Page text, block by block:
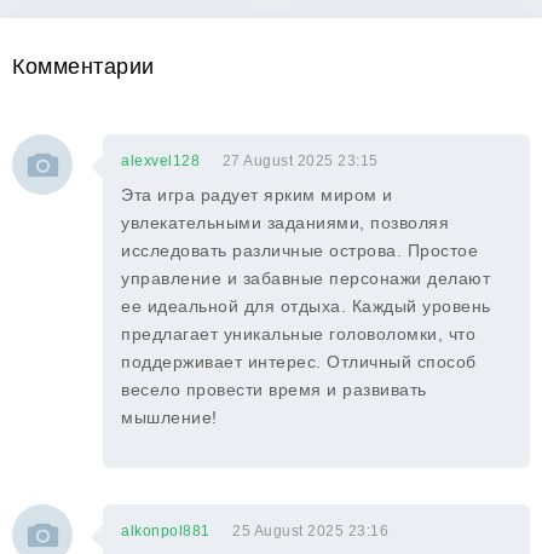
Комментарии
alexvel128 27 August 2025 23:15
Эта игра радует ярким миром и
увлекательными заданиями, позволяя
исследовать различные острова. Простое
управление и забавные персонажи делают
ее идеальной для отдыха. Каждый уровень
предлагает уникальные головоломки, что
поддерживает интерес. Отличный способ
весело провести время и развивать
мышление!
alkonpol881 25 August 2025 23:16